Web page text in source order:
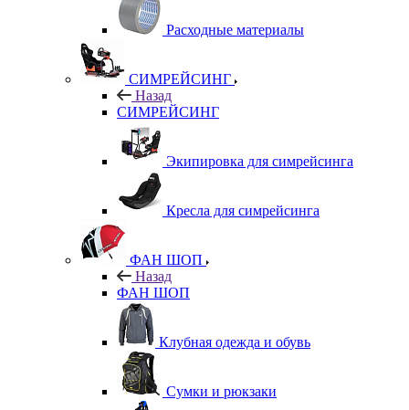
Расходные материалы
СИМРЕЙСИНГ
Назад
СИМРЕЙСИНГ
Экипировка для симрейсинга
Кресла для симрейсинга
ФАН ШОП
Назад
ФАН ШОП
Клубная одежда и обувь
Сумки и рюкзаки